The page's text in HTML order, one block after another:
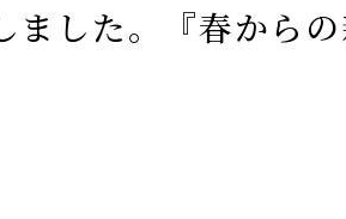
ました。『春から